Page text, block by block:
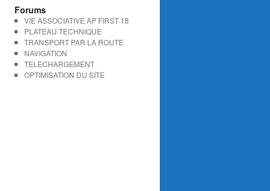
Forums
VIE ASSOCIATIVE AP FIRST 18
PLATEAU TECHNIQUE
TRANSPORT PAR LA ROUTE
NAVIGATION
TELECHARGEMENT
OPTIMISATION DU SITE